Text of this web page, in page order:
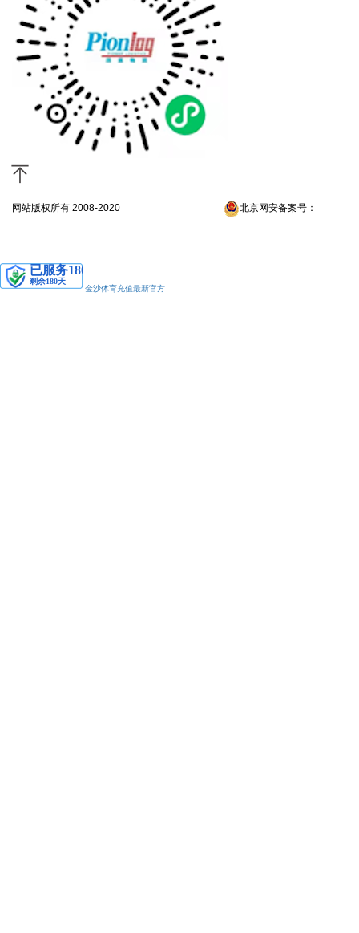
网站版权所有 2008-2020 北京网安备案号：
金沙体育充值最新官方